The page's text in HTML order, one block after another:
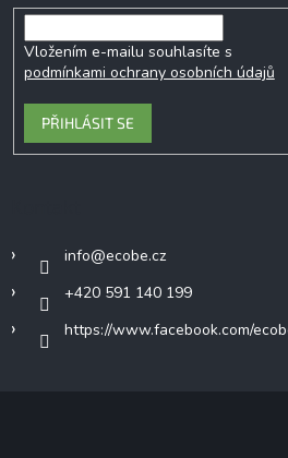
Vložením e-mailu souhlasíte s
podmínkami ochrany osobních údajů
PŘIHLÁSIT SE
info@ecobe.cz
+420 591 140 199
https://www.facebook.com/